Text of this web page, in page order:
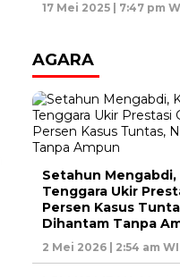
17 Mei 2025 | 7:47 pm
AGARA
Setahun
Tenggara Ukir
Persen Kasus
Dihantam Tanpa
2 Mei 2026 | 2:54 am